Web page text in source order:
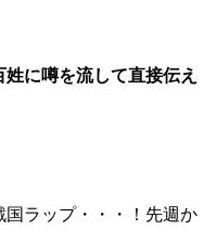
姓に噂を流して直接伝え
ラップ・・・！先週か